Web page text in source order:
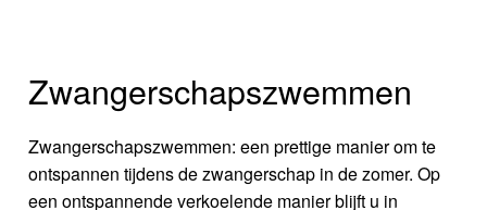
Zwangerschapszwemmen
Zwangerschapszwemmen: een prettige manier om te
ontspannen tijdens de zwangerschap in de zomer. Op
een ontspannende verkoelende manier blijft u in